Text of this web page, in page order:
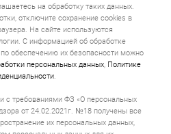
на обработку таких данных.
отключите сохранение cookies в
На сайте используются
С информацией об обработке
обеспечению их безопасности можно
персональных данных, Политике
.
с требованиями ФЗ «О персональных
от 24.02.2021г. №18 получены все
их персональных данных,